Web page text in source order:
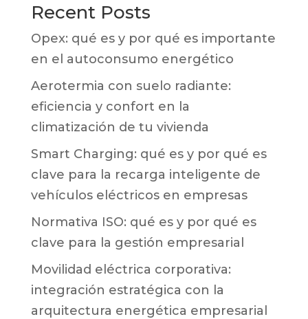
Recent Posts
Opex: qué es y por qué es importante
en el autoconsumo energético
Aerotermia con suelo radiante:
eficiencia y confort en la
climatización de tu vivienda
Smart Charging: qué es y por qué es
clave para la recarga inteligente de
vehículos eléctricos en empresas
Normativa ISO: qué es y por qué es
clave para la gestión empresarial
Movilidad eléctrica corporativa:
integración estratégica con la
arquitectura energética empresarial